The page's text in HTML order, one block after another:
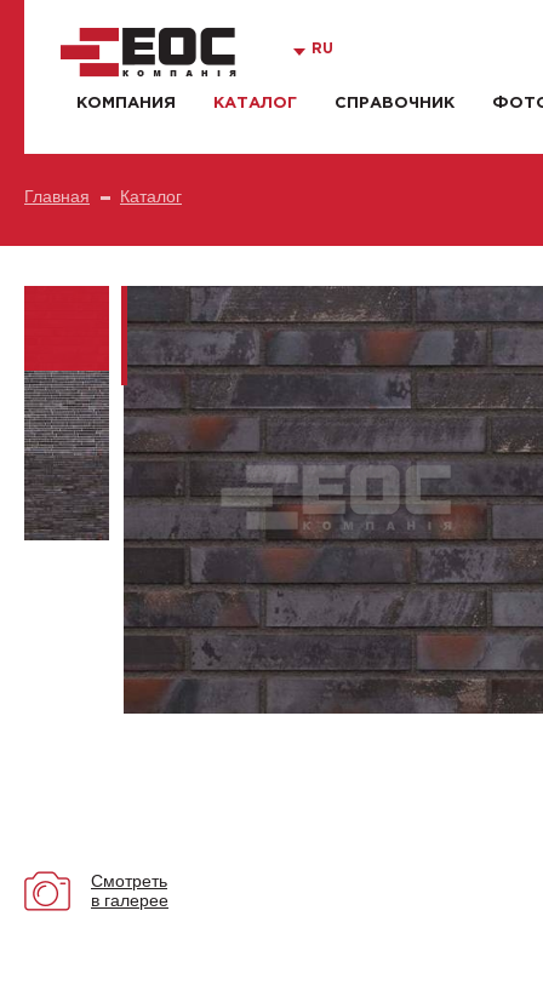
RU
КОМПАНИЯ КАТАЛОГ СПРАВОЧНИК
Главная Каталог
Смотреть
в галерее